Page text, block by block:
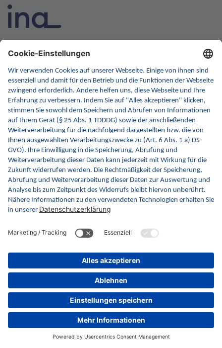
INA ist die nationale Wissensplattform für Interoperabilität.
Gesundheitswesen werden. Dafür erweitern wir
kontinuierlich die Inhalte und Funktionen von INA.
Kontakt
Kontaktformular
gematik GmbH
Rosenthaler Str. 30
10178 Berlin
Barrierefreiheitserklärung
Datenschutz
Impressum
© gematik GmbH 2026